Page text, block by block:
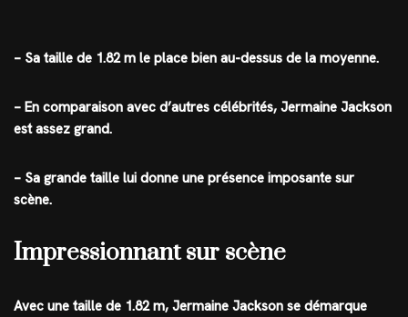
– Sa taille de 1.82 m le place bien au-dessus de la moyenne.
– En comparaison avec d’autres célébrités, Jermaine Jackson
est assez grand.
– Sa grande taille lui donne une présence imposante sur
scène.
Impressionnant sur scène
Avec une taille de 1.82 m, Jermaine Jackson se démarque